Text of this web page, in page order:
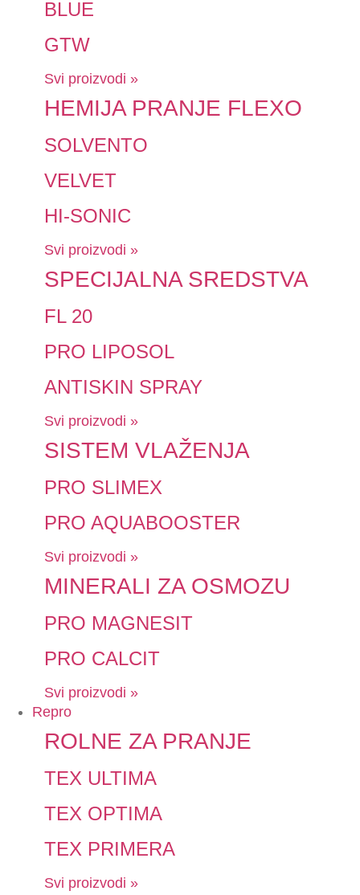
BLUE
GTW
Svi proizvodi »
HEMIJA PRANJE FLEXO
SOLVENTO
VELVET
HI-SONIC
Svi proizvodi »
SPECIJALNA SREDSTVA
FL 20
PRO LIPOSOL
ANTISKIN SPRAY
Svi proizvodi »
SISTEM VLAŽENJA
PRO SLIMEX
PRO AQUABOOSTER
Svi proizvodi »
MINERALI ZA OSMOZU
PRO MAGNESIT
PRO CALCIT
Svi proizvodi »
Repro
ROLNE ZA PRANJE
TEX ULTIMA
TEX OPTIMA
TEX PRIMERA
Svi proizvodi »